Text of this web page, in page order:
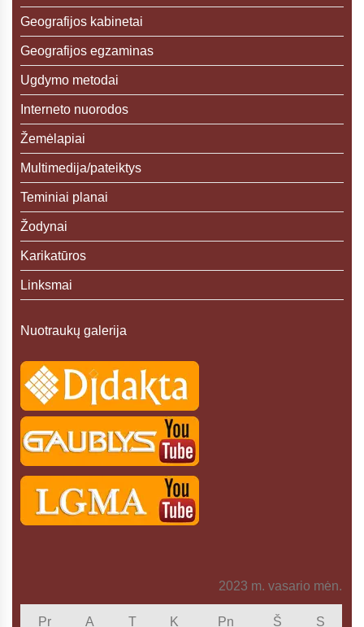
Geografijos kabinetai
Geografijos egzaminas
Ugdymo metodai
Interneto nuorodos
Žemėlapiai
Multimedija/pateiktys
Teminiai planai
Žodynai
Karikatūros
Linksmai
Nuotraukų galerija
2023 m. vasario mėn.
Pr A T K Pn Š S